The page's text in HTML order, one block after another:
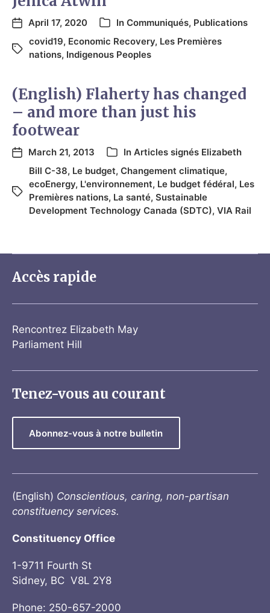
April 17, 2020 In Communiqués, Publications
covid19, Economic Recovery, Les Premières
nations, Indigenous Peoples
(English) Flaherty has changed
– and more than just his
footwear
March 21, 2013 In Articles signés Elizabeth
Bill C-38, Le budget, Changement climatique,
ecoEnergy, L'environnement, Le budget fédéral, Les
Premières nations, La santé, Sustainable
Development Technology Canada (SDTC), VIA Rail
Accès rapide
Rencontrez Elizabeth May
Parliament Hill
Tenez-vous au courant
Abonnez-vous à notre bulletin
(English) Conscientious, caring, non-partisan
constituency services.
Constituency Office
1-9711 Fourth St
Sidney, BC V8L 2Y8
Phone: 250-657-2000